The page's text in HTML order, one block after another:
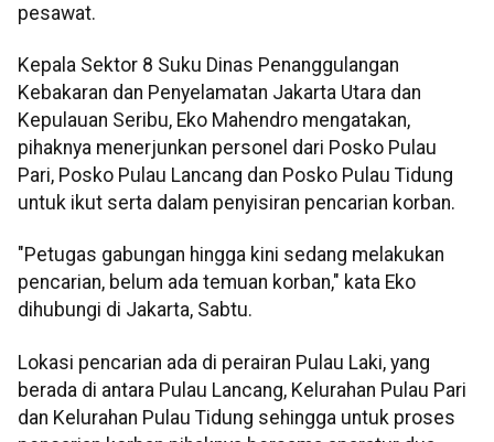
pesawat.
Kepala Sektor 8 Suku Dinas Penanggulangan
Kebakaran dan Penyelamatan Jakarta Utara dan
Kepulauan Seribu, Eko Mahendro mengatakan,
pihaknya menerjunkan personel dari Posko Pulau
Pari, Posko Pulau Lancang dan Posko Pulau Tidung
untuk ikut serta dalam penyisiran pencarian korban.
"Petugas gabungan hingga kini sedang melakukan
pencarian, belum ada temuan korban," kata Eko
dihubungi di Jakarta, Sabtu.
Lokasi pencarian ada di perairan Pulau Laki, yang
berada di antara Pulau Lancang, Kelurahan Pulau Pari
dan Kelurahan Pulau Tidung sehingga untuk proses